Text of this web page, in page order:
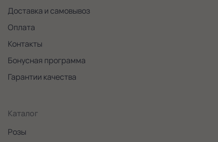
Доставка и самовывоз
Оплата
Контакты
Бонусная программа
Гарантии качества
Каталог
Розы